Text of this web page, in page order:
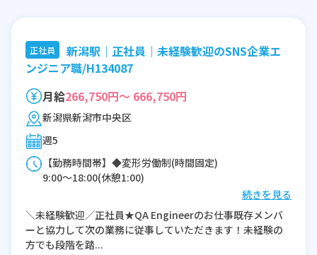
正社員
新潟駅｜正社員｜未経験歓迎のSNS企業エ
ンジニア職/H134087
月給266,750円～ 666,750円
新潟県新潟市中央区
週5
【勤務時間帯】◆変形労働制(時間固定)
9:00〜18:00(休憩1:00)
※残業：10〜45時間程度/月
続きを見る
＼未経験歓迎／正社員★QA Engineerのお仕事既存メンバ
ーと協力して次の業務に従事していただきます！未経験の
方でも段階を踏...